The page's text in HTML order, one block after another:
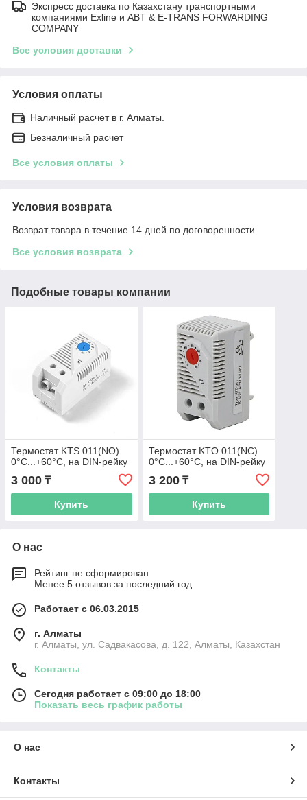
Экспресс доставка по Казахстану транспортными
компаниями Exline и ABT & E-TRANS FORWARDING
COMPANY
Все условия доставки
Условия оплаты
Наличный расчет в г. Алматы.
Безналичный расчет
Все условия оплаты
Условия возврата
Возврат товара в течение 14 дней по договоренности
Все условия возврата
Подобные товары компании
Термостат KTS 011(NO)
0°C...+60°C, на DIN-рейку
3 000 ₸
Купить
Термостат KTO 011(NC)
0°C...+60°C, на DIN-рейку
3 200₸
Купить
О нас
Рейтинг не сформирован
Менее 5 отзывов за последний год
Работает с 06.03.2015
г. Алматы
г. Алматы, ул. Садвакасова, д. 122, Алматы, Казахстан
Контакты
Сегодня работает с 09:00 до 18:00
Показать весь график работы
О нас
Контакты